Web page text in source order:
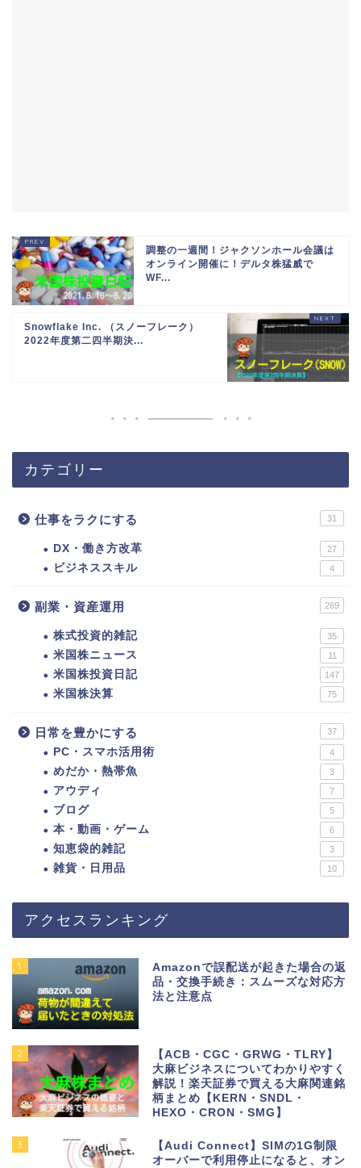
調整の一週間！ジャクソンホール会議は
オンライン開催に！デルタ株猛威で
WF...
Snowflake Inc. （スノーフレーク）
2022年度第二四半期決...
カテゴリー
仕事をラクにする 31
DX・働き方改革 27
ビジネススキル 4
副業・資産運用 269
株式投資的雑記 35
米国株ニュース 11
米国株投資日記 147
米国株決算 75
日常を豊かにする 37
PC・スマホ活用術 4
めだか・熱帯魚 3
アウディ 7
ブログ 5
本・動画・ゲーム 6
知恵袋的雑記 3
雑貨・日用品 10
アクセスランキング
1
Amazonで誤配送が起きた場合の返
品・交換手続き：スムーズな対応方
法と注意点
2
【ACB・CGC・GRWG・TLRY】
大麻ビジネスについてわかりやすく
解説！楽天証券で買える大麻関連銘
柄まとめ【KERN・SNDL・
HEXO・CRON・SMG】
3
【Audi Connect】SIMの1G制限
オーバーで利用停止になると、オン